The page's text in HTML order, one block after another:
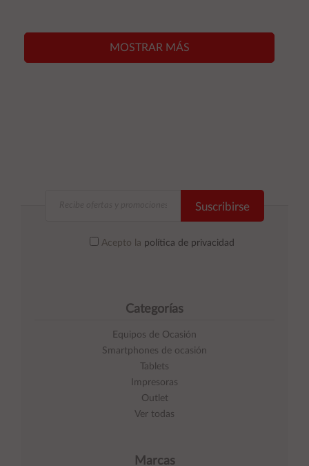
MOSTRAR MÁS
Suscribirse
Acepto la política de privacidad
Categorías
Equipos de Ocasión
Smartphones de ocasión
Tablets
Impresoras
Outlet
Ver todas
Marcas